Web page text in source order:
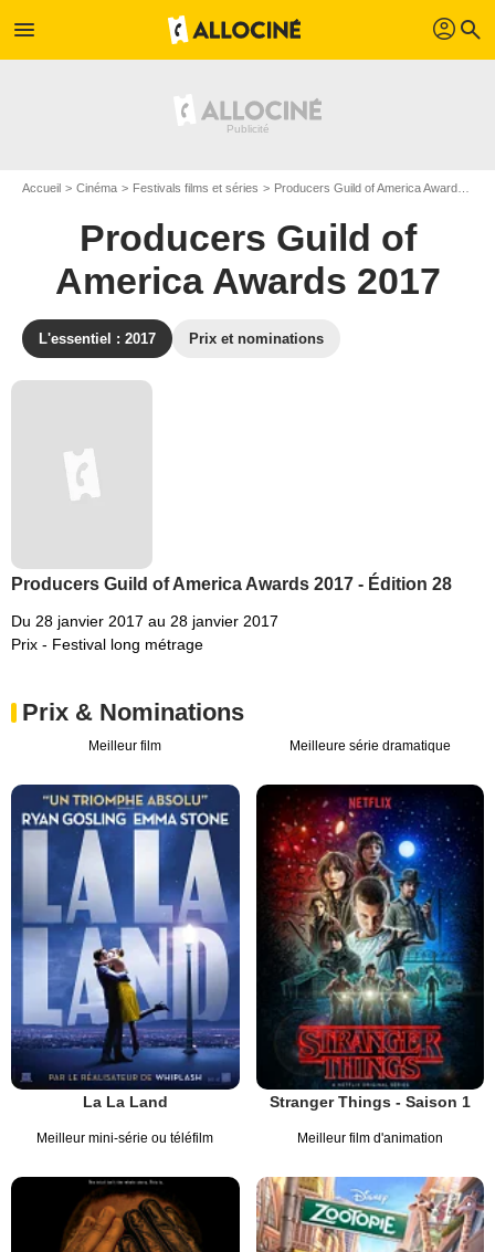
menu profil search
Accueil Cinéma Festivals films et séries Producers Guild of America Awards
Producers Guild of
America Awards 2017
L'essentiel : 2017 Prix et nominations
Producers Guild of America Awards 2017 - Édition 28
Du 28 janvier 2017 au 28 janvier 2017
Prix - Festival long métrage
Prix & Nominations
Meilleur film
La La Land
Meilleure série dramatique
Stranger Things - Saison 1
Meilleur mini-série ou téléfilm Meilleur film d'animation